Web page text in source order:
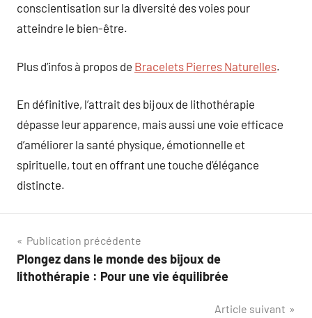
conscientisation sur la diversité des voies pour
atteindre le bien-être.
Plus d’infos à propos de Bracelets Pierres Naturelles.
En définitive, l’attrait des bijoux de lithothérapie
dépasse leur apparence, mais aussi une voie efficace
d’améliorer la santé physique, émotionnelle et
spirituelle, tout en offrant une touche d’élégance
distincte.
Navigation
de
Publication précédente
Plongez dans le monde des bijoux de
lithothérapie : Pour une vie équilibrée
Article suivant